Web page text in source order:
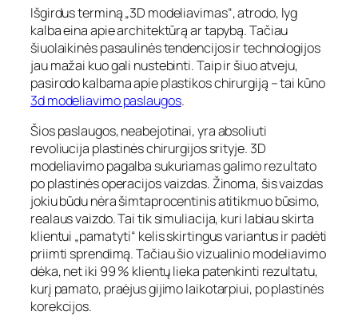
Išgirdus terminą „3D modeliavimas“, atrodo, lyg
kalba eina apie architektūrą ar tapybą. Tačiau
šiuolaikinės pasaulinės tendencijos ir technologijos
jau mažai kuo gali nustebinti. Taip ir šiuo atveju,
pasirodo kalbama apie plastikos chirurgiją – tai kūno
3d modeliavimo paslaugos.
Šios paslaugos, neabejotinai, yra absoliuti
revoliucija plastinės chirurgijos srityje. 3D
modeliavimo pagalba sukuriamas galimo rezultato
po plastinės operacijos vaizdas. Žinoma, šis vaizdas
jokiu būdu nėra šimtaprocentinis atitikmuo būsimo,
realaus vaizdo. Tai tik simuliacija, kuri labiau skirta
klientui „pamatyti“ kelis skirtingus variantus ir padėti
priimti sprendimą. Tačiau šio vizualinio modeliavimo
dėka, net iki 99 % klientų lieka patenkinti rezultatu,
kurį pamato, praėjus gijimo laikotarpiui, po plastinės
korekcijos.